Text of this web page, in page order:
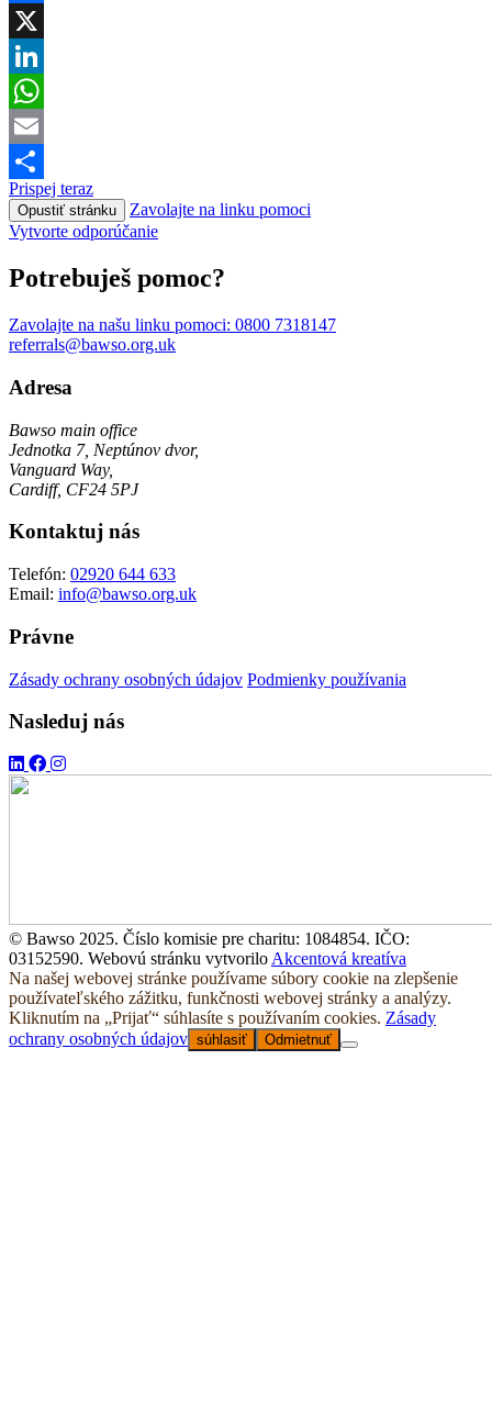
Facebook
X
LinkedIn
WhatsApp
Email
Share
Prispej teraz
Opustiť stránku
Zavolajte na linku pomoci
Vytvorte odporúčanie
Potrebuješ pomoc?
Zavolajte na našu linku pomoci: 0800 7318147
referrals@bawso.org.uk
Adresa
Bawso main office
Jednotka 7, Neptúnov dvor,
Vanguard Way,
Cardiff, CF24 5PJ
Kontaktuj nás
Telefón: 02920 644 633
Email: info@bawso.org.uk
Právne
Zásady ochrany osobných údajov Podmienky používania
Nasleduj nás
© Bawso 2025. Číslo komisie pre charitu: 1084854. IČO:
03152590. Webovú stránku vytvorilo Akcentová kreatíva
Na našej webovej stránke používame súbory cookie na zlepšenie
používateľského zážitku, funkčnosti webovej stránky a analýzy.
Kliknutím na „Prijať“ súhlasíte s používaním cookies. Zásady
ochrany osobných údajov súhlasiť Odmietnuť